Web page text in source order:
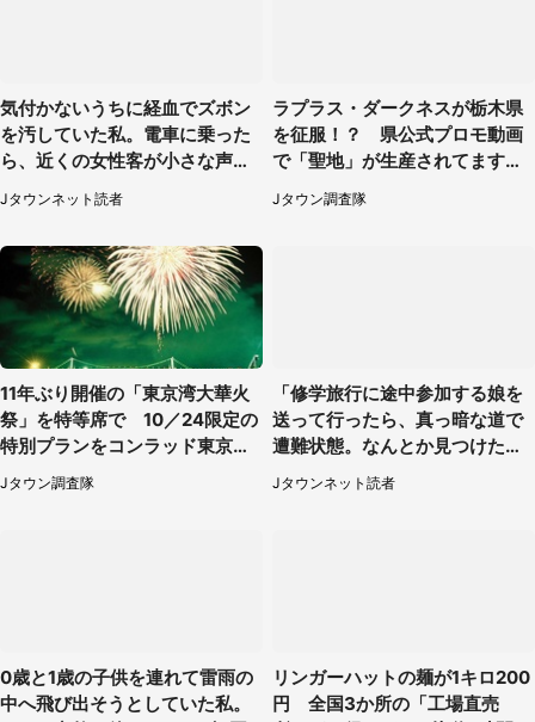
気付かないうちに経血でズボン
を汚していた私。電車に乗った
ら、近くの女性客が小さな声で
（千葉県・10代女性）
Jタウンネット読者
ラプラス・ダークネスが栃木県
を征服！？ 県公式プロモ動画
で「聖地」が生産されてます【7
／31～1／31】
Jタウン調査隊
11年ぶり開催の「東京湾大華火
祭」を特等席で 10／24限定の
特別プランをコンラッド東京が
販売【8／3～10／16】
Jタウン調査隊
「修学旅行に途中参加する娘を
送って行ったら、真っ暗な道で
遭難状態。なんとか見つけた民
家に助けを求めると、住人の男
性が...」
Jタウンネット読者
0歳と1歳の子供を連れて雷雨の
中へ飛び出そうとしていた私。
リンガーハットの麺が1キロ200
円 全国3か所の「工場直売